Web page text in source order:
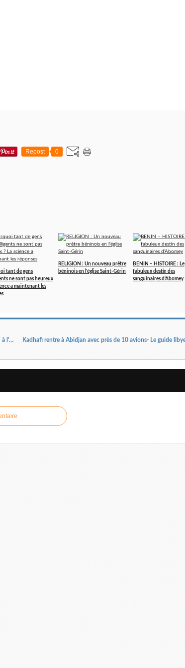
Repost 0
tant de gens
ne sont pas heureux
a maintenant les
RELIGION : Un nouveau prêtre
béninois en l'église Saint-Gérin
BENIN – HISTOIRE : Le
fabuleux destin des
sanguinaires d’Abomey
Le PS installe son "shadow cabinet" à l'Assemblée